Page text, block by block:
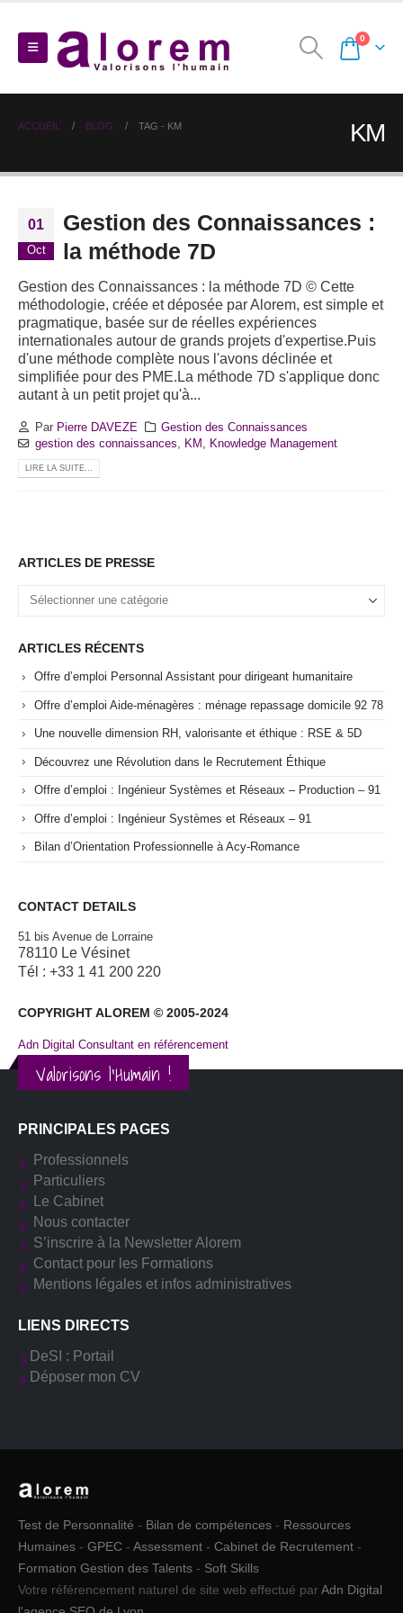
0
KM
ACCUEIL BLOG TAG - KM
01
Oct
Gestion des Connaissances :
la méthode 7D
Gestion des Connaissances : la méthode 7D © Cette
méthodologie, créée et déposée par Alorem, est simple et
pragmatique, basée sur de réelles expériences
internationales autour de grands projets d'expertise.Puis
d'une méthode complète nous l'avons déclinée et
simplifiée pour des PME.La méthode 7D s'applique donc
autant à un petit projet qu'à...
Par Pierre DAVEZE
Gestion des Connaissances
gestion des connaissances, KM , Knowledge Management
LIRE LA SUITE...
ARTICLES DE PRESSE
Articles
de
ARTICLES RÉCENTS
Offre d’emploi Personnal Assistant pour dirigeant humanitaire
Offre d’emploi Aide-ménagères : ménage repassage domicile 92 78
Une nouvelle dimension RH, valorisante et éthique : RSE & 5D
Découvrez une Révolution dans le Recrutement Éthique
Offre d’emploi : Ingénieur Systèmes et Réseaux – Production – 91
Offre d’emploi : Ingénieur Systèmes et Réseaux – 91
Bilan d’Orientation Professionnelle à Acy-Romance
CONTACT DETAILS
51 bis Avenue de Lorraine
78110 Le Vésinet
Tél : +33 1 41 200 220
COPYRIGHT ALOREM © 2005-2024
Adn Digital Consultant en référencement
Valorisons l'Humain !
PRINCIPALES PAGES
Professionnels
Particuliers
Le Cabinet
Nous contacter
S’inscrire à la Newsletter Alorem
Contact pour les Formations
Mentions légales et infos administratives
LIENS DIRECTS
DeSI : Portail
Déposer mon CV
Test de Personnalité - Bilan de compétences - Ressources
Humaines - GPEC - Assessment - Cabinet de Recrutement -
Formation Gestion des Talents - Soft Skills
Votre référencement naturel de site web effectué parAdn Digital